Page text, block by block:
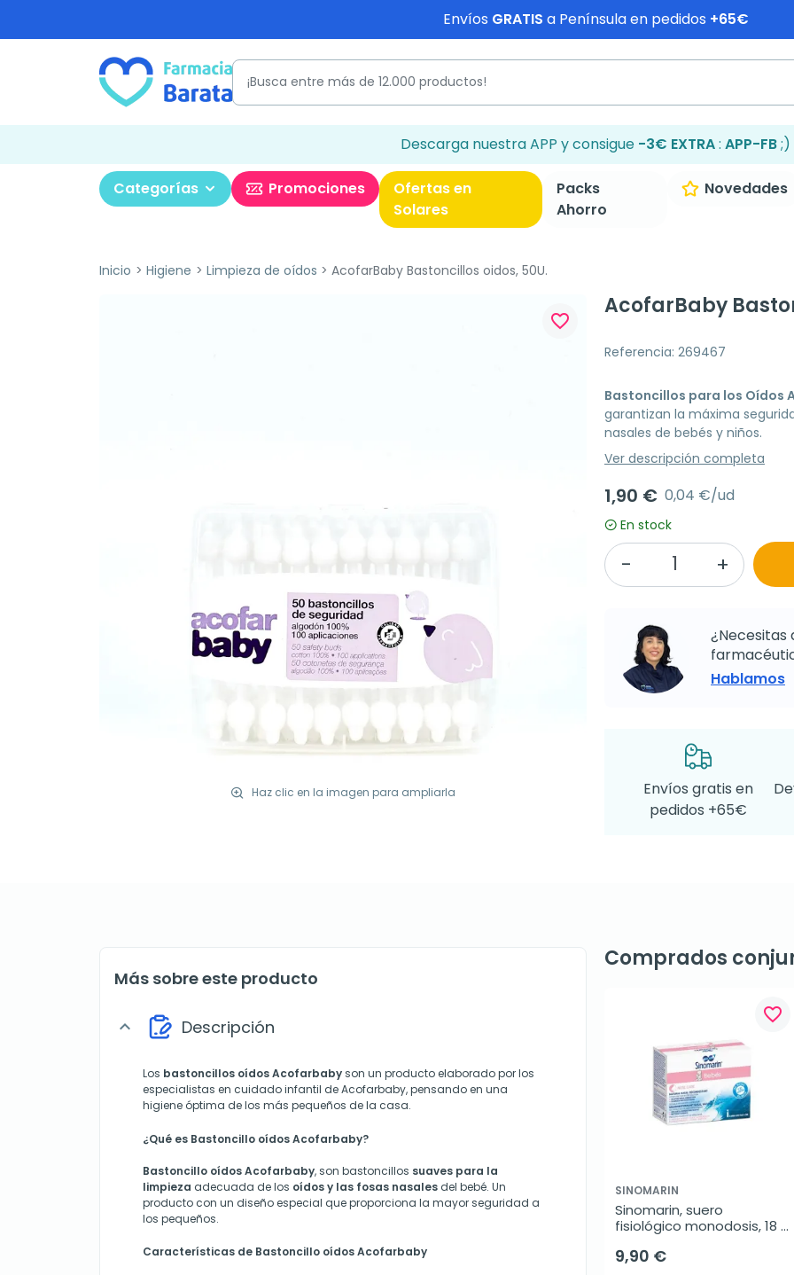
Envíos GRATIS a Península en pedidos +65€
Descarga nuestra APP y consigue -3€ EXTRA: APP-FB;)
Categorías Promociones
Ofertas en
Solares
Packs
Ahorro
Novedades
Inicio Higiene Limpieza de oídos AcofarBaby Bastoncillos oidos, 50U.
Haz clic en la imagen para ampliarla
favorite_border
AcofarBaby
Referencia: 269467
Bastoncillos para los Oídos
garantizan la máxima
nasales de bebés y niños.
Ver descripción completa
1,90 € 0,04 €/ud
En stock
¿Necesitas
Hablamos
Envíos gratis en
pedidos +65€
Más sobre este producto
expand_more Descripción
Los bastoncillos oídos Acofarbabyson un producto elaborado por los
especialistas en cuidado infantil de Acofarbaby, pensando en una
higiene óptima de los más pequeños de la casa.
¿Qué es Bastoncillo oídos Acofarbaby?
Bastoncillo oídos Acofarbaby, son bastoncillos suaves para la
limpieza adecuada de los oídos y las fosas nasales del bebé. Un
producto con un diseño especial que proporciona la mayor seguridad a
los pequeños.
Características de Bastoncillo oídos Acofarbaby
Comprados
favorite_border
SINOMARIN
Sinomarin, suero
fisiológico monodosis, 18
9,90 €